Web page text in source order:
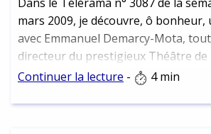
Dans le Télérama n° 3087 de la
mars 2009, je découvre, ô
avec Emmanuel Demarcy-Mota,
directeur du prestigieux Théâtre de
Je suis une grande admiratrice des
devais de vous en parler.
Continuer la lecture - 4 min